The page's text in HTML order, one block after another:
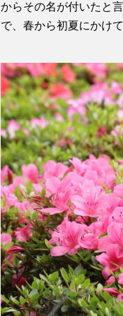
からその名が付いたと
で、春から初夏にかけ